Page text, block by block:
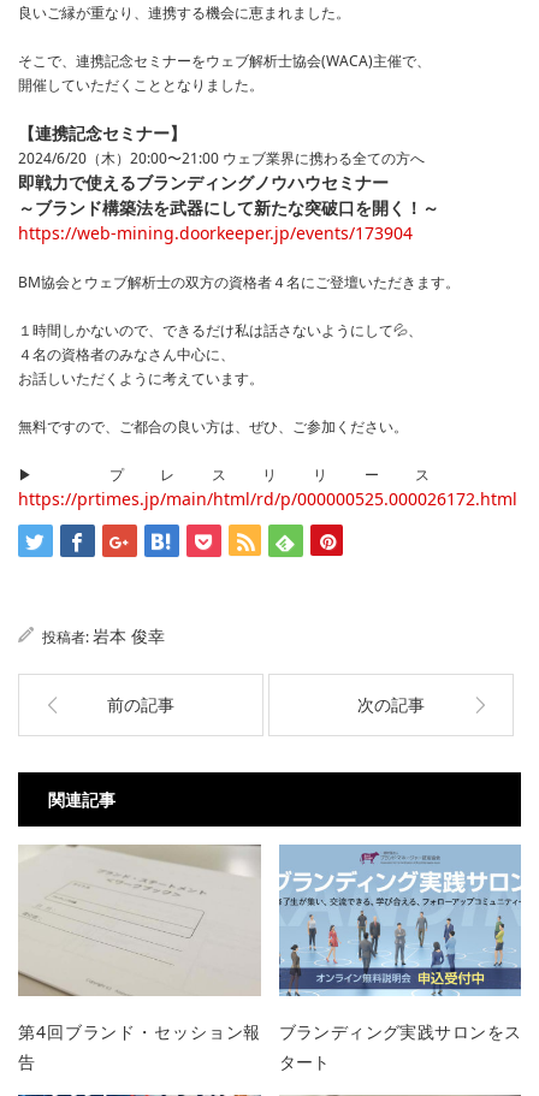
良いご縁が重なり、連携する機会に恵まれました。
そこで、連携記念セミナーをウェブ解析士協会(WACA)主催で、
開催していただくこととなりました。
【連携記念セミナー】
2024/6/20（木）20:00〜21:00 ウェブ業界に携わる全ての方へ
即戦力で使えるブランディングノウハウセミナー
～ブランド構築法を武器にして新たな突破口を開く！～
https://web-mining.doorkeeper.jp/events/173904
BM協会とウェブ解析士の双方の資格者４名にご登壇いただきます。
１時間しかないので、できるだけ私は話さないようにして💦、
４名の資格者のみなさん中心に、
お話しいただくように考えています。
無料ですので、ご都合の良い方は、ぜひ、ご参加ください。
▶ プレスリリース
https://prtimes.jp/main/html/rd/p/000000525.000026172.html
投稿者:岩本 俊幸
前の記事 次の記事
関連記事
第4回ブランド・セッション報
告
ブランディング実践サロンをス
タート